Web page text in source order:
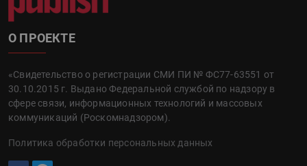
О ПРОЕКТЕ
«Свидетельство о регистрации СМИ ПИ № ФС77-63551 от
30.10.2015 г. Выдано Федеральной службой по надзору в
сфере связи, информационных технологий и массовых
коммуникаций (Роскомнадзором).
Политика обработки персональных данных